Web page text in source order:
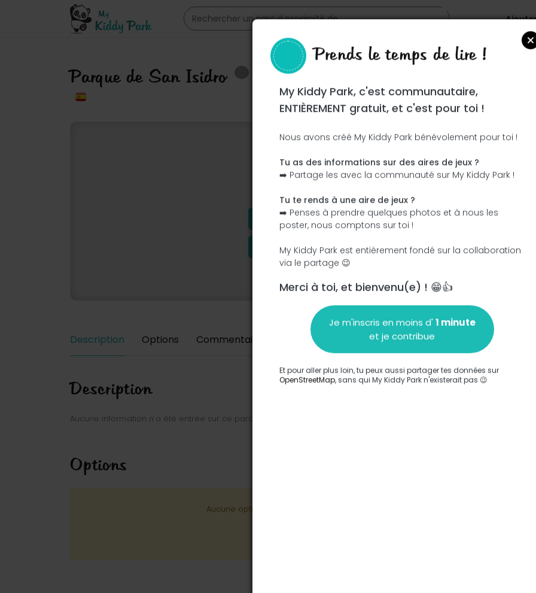
Parque de San Isidro
Ce parc n'a pas encore été visité ! À toi de jouer !
J'ajoute le nom J'ajoute des photos
J'ajoute une description J'ajoute les équipements
Description Options Commentaires Ajouter un commentaire
Description
Aucune information n'a été entrée sur ce parc.
Options
Aucune option n'a été entrée sur ce parc.
Prends le temps de lire !
My Kiddy Park, c'est communautaire,
ENTIÈREMENT gratuit, et c'est pour toi !
Nous avons créé My Kiddy Park bénévolement pour toi !
Tu as des informations sur des aires de jeux ?
➡️ Partage les avec la communauté sur My Kiddy Park !
Tu te rends à une aire de jeux ?
➡️ Penses à prendre quelques photos et à nous les
poster, nous comptons sur toi !
My Kiddy Park est entièrement fondé sur la collaboration
via le partage 😉
Merci à toi, et bienvenu(e) ! 😁👍
Je m'inscris en moins d'1 minute
et je contribue
Et pour aller plus loin, tu peux aussi partager tes données sur
OpenStreetMap, sans qui My Kiddy Park n'existerait pas 😉